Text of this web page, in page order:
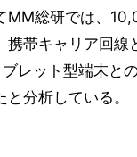
MM総研では、
帯キャリア回線
レット型端末と
分析している。